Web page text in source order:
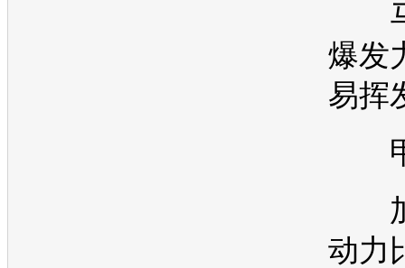
马
爆发
易挥
甲
加
动力